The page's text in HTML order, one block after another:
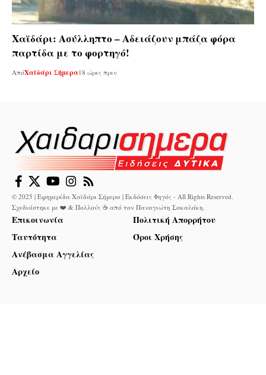
Χαϊδάρι: Ασύλληπτο – Αδειάζουν μπάζα φόρα
παρτίδα με το φορτηγό!
ΑπόΧαϊδάρι Σήμερα18 ώρες πριν
© 2025 | Εφημερίδα Χαϊδάρι Σήμερα | Εκδόσεις Φηγός - All Rights Reserved.
Σχεδιάστηκε με ❤️ & Πολλούς ☕ από τον Παναγιώτη Σακαλάκη
Επικοινωνία
Ταυτότητα
Ανέβασμα Αγγελίας
Αρχείο
Πολιτική Απορρήτου
Όροι Χρήσης